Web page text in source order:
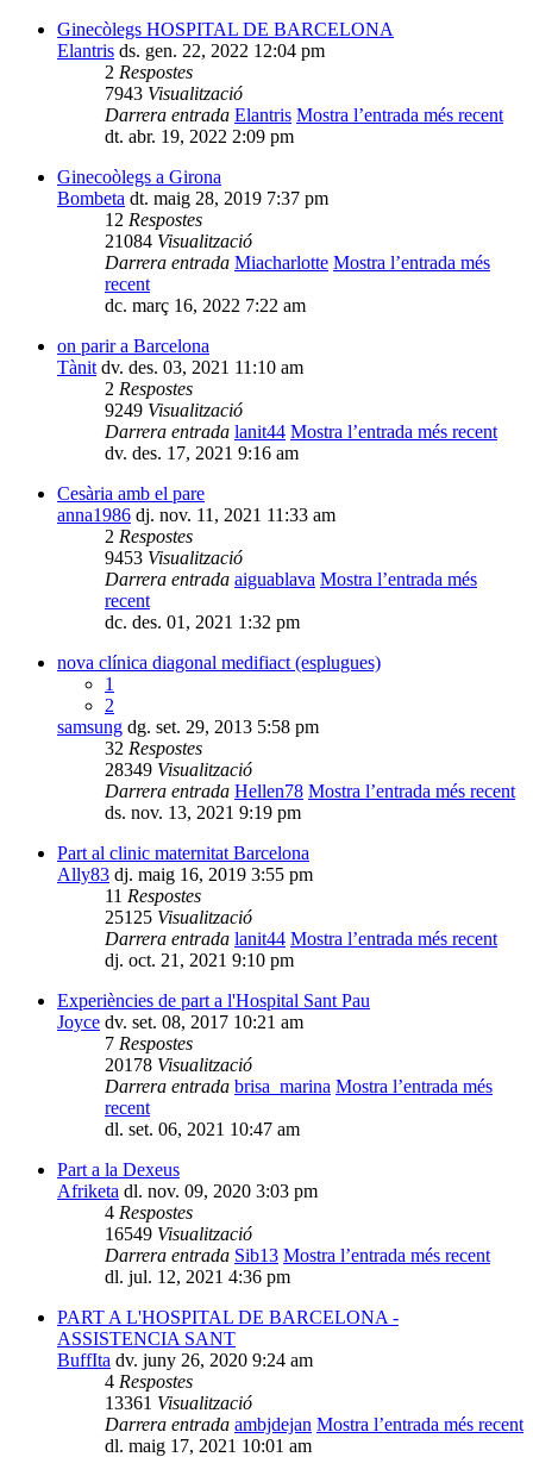
Ginecòlegs HOSPITAL DE BARCELONA
Elantris ds. gen. 22, 2022 12:04 pm
2 Respostes
7943 Visualització
Darrera entrada Elantris Mostra l’entrada més recent
dt. abr. 19, 2022 2:09 pm
Ginecoòlegs a Girona
Bombeta dt. maig 28, 2019 7:37 pm
12 Respostes
21084 Visualització
Darrera entrada Miacharlotte Mostra l’entrada més
recent
dc. març 16, 2022 7:22 am
on parir a Barcelona
Tànit dv. des. 03, 2021 11:10 am
2 Respostes
9249 Visualització
Darrera entrada lanit44 Mostra l’entrada més recent
dv. des. 17, 2021 9:16 am
Cesària amb el pare
anna1986 dj. nov. 11, 2021 11:33 am
2 Respostes
9453 Visualització
Darrera entrada aiguablava Mostra l’entrada més
recent
dc. des. 01, 2021 1:32 pm
nova clínica diagonal medifiact (esplugues)
1
2
samsung dg. set. 29, 2013 5:58 pm
32 Respostes
28349 Visualització
Darrera entrada Hellen78 Mostra l’entrada més recent
ds. nov. 13, 2021 9:19 pm
Part al clinic maternitat Barcelona
Ally83 dj. maig 16, 2019 3:55 pm
11 Respostes
25125 Visualització
Darrera entrada lanit44 Mostra l’entrada més recent
dj. oct. 21, 2021 9:10 pm
Experiències de part a l'Hospital Sant Pau
Joyce dv. set. 08, 2017 10:21 am
7 Respostes
20178 Visualització
Darrera entrada brisa_marina Mostra l’entrada més
recent
dl. set. 06, 2021 10:47 am
Part a la Dexeus
Afriketa dl. nov. 09, 2020 3:03 pm
4 Respostes
16549 Visualització
Darrera entrada Sib13 Mostra l’entrada més recent
dl. jul. 12, 2021 4:36 pm
PART A L'HOSPITAL DE BARCELONA -
ASSISTENCIA SANT
BuffIta dv. juny 26, 2020 9:24 am
4 Respostes
13361 Visualització
Darrera entrada ambjdejan Mostra l’entrada més recent
dl. maig 17, 2021 10:01 am